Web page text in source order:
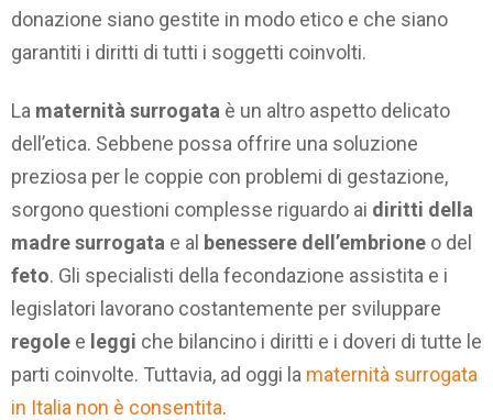
donazione siano gestite in modo etico e che siano
garantiti i diritti di tutti i soggetti coinvolti.
La maternità surrogata è un altro aspetto delicato
dell’etica. Sebbene possa offrire una soluzione
preziosa per le coppie con problemi di gestazione,
sorgono questioni complesse riguardo ai diritti della
madre surrogata e al benessere dell’embrione o del
feto. Gli specialisti della fecondazione assistita e i
legislatori lavorano costantemente per sviluppare
regole e leggi che bilancino i diritti e i doveri di tutte le
parti coinvolte. Tuttavia, ad oggi la maternità surrogata
in Italia non è consentita.